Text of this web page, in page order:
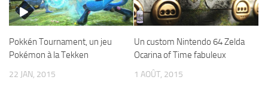
Pokkén Tournament, un jeu
Pokémon à la Tekken
22 JAN, 2015
Un custom Nintendo 64 Zelda
Ocarina of Time fabuleux
1 AOÛT, 2015